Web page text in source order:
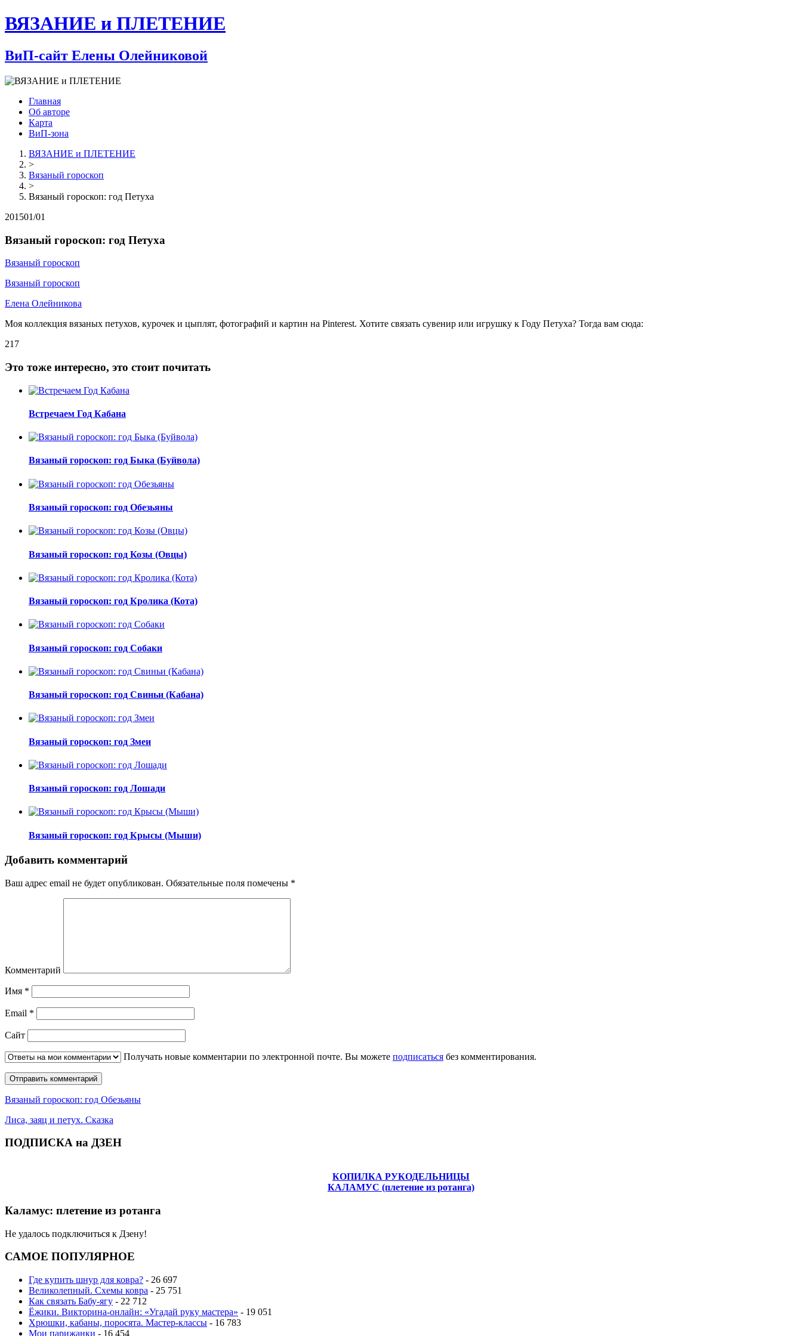
ВЯЗАНИЕ и ПЛЕТЕНИЕ
ВиП-сайт Елены Олейниковой
Главная
Об авторе
Карта
ВиП-зона
ВЯЗАНИЕ и ПЛЕТЕНИЕ
>
Вязаный гороскоп
>
Вязаный гороскоп: год Петуха
201501/01
Вязаный гороскоп: год Петуха
Вязаный гороскоп
Вязаный гороскоп
Елена Олейникова
Моя коллекция вязаных петухов, курочек и цыплят, фотографий и картин на Pinterest. Хотите связать сувенир или игрушку к Году Петуха? Тогда вам сюда:
217
Это тоже интересно, это стоит почитать
Встречаем Год Кабана
Вязаный гороскоп: год Быка (Буйвола)
Вязаный гороскоп: год Обезьяны
Вязаный гороскоп: год Козы (Овцы)
Вязаный гороскоп: год Кролика (Кота)
Вязаный гороскоп: год Собаки
Вязаный гороскоп: год Свиньи (Кабана)
Вязаный гороскоп: год Змеи
Вязаный гороскоп: год Лошади
Вязаный гороскоп: год Крысы (Мыши)
Добавить комментарий
Ваш адрес email не будет опубликован. Обязательные поля помечены *
Комментарий
Имя *
Email *
Сайт
Получать новые комментарии по электронной почте. Вы можете подписаться без комментирования.
Вязаный гороскоп: год Обезьяны
Лиса, заяц и петух. Сказка
ПОДПИСКА на ДЗЕН
КОПИЛКА РУКОДЕЛЬНИЦЫ
КАЛАМУС (плетение из ротанга)
Каламус: плетение из ротанга
Не удалось подключиться к Дзену!
САМОЕ ПОПУЛЯРНОЕ
Где купить шнур для ковра? - 26 697
Великолепный. Схемы ковра - 25 751
Как связать Бабу-ягу - 22 712
Ёжики. Викторина-онлайн: «Угадай руку мастера» - 19 051
Хрюшки, кабаны, поросята. Мастер-классы - 16 783
Мои парижанки - 16 454